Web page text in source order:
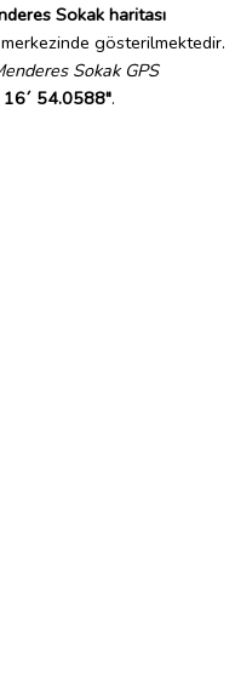
Sokak haritası
gösterilmektedir.
Sokak GPS
54.0588".